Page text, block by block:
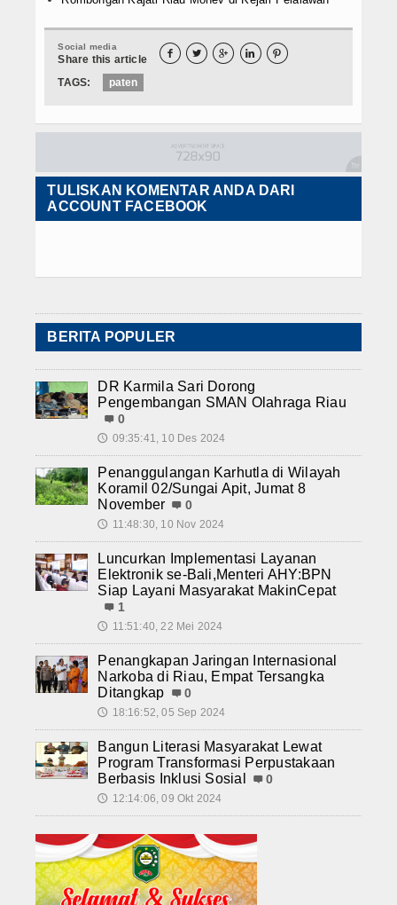
Social media
Share this article     
TAGS: paten
TULISKAN KOMENTAR ANDA DARI
ACCOUNT FACEBOOK
BERITA POPULER
DR Karmila Sari Dorong
Pengembangan SMAN Olahraga Riau
0
🕔 09:35:41, 10 Des 2024
Penanggulangan Karhutla di Wilayah
Koramil 02/Sungai Apit, Jumat 8
November
0
🕔 11:48:30, 10 Nov 2024
Luncurkan Implementasi Layanan
Elektronik se-Bali,Menteri AHY:BPN
Siap Layani Masyarakat MakinCepat
1
🕔 11:51:40, 22 Mei 2024
Penangkapan Jaringan Internasional
Narkoba di Riau, Empat Tersangka
Ditangkap
0
🕔 18:16:52, 05 Sep 2024
Bangun Literasi Masyarakat Lewat
Program Transformasi Perpustakaan
Berbasis Inklusi Sosial
0
🕔 12:14:06, 09 Okt 2024